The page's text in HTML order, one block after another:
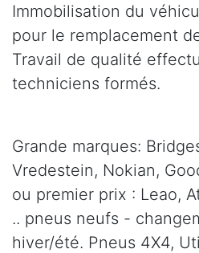
Immobilisation du
pour le remplacement
Travail de qualité
techniciens formés.
Grande marques:
Vredestein, Nokian,
ou premier prix : Leao,
.. pneus neufs -
hiver/été. Pneus 4X4,